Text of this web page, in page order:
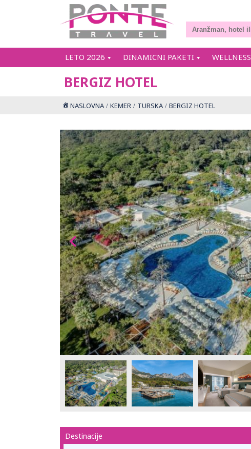
LETO 2026 DINAMICNI PAKETI WELLNESS
BERGIZ HOTEL
NASLOVNA KEMER TURSKA BERGIZ HOTEL
Destinacije